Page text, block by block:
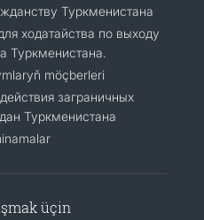
Туркменистана
ходатайства по выходу
Туркменистана.
möçberleri
заграничных
Туркменистана
üçin